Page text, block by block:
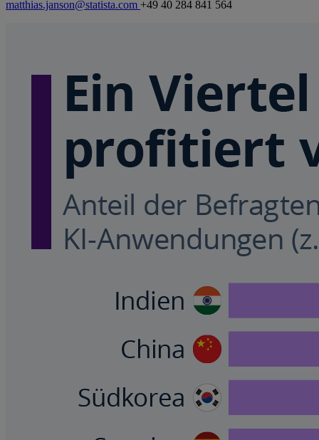
matthias.janson@statista.com +49 40 284 841 564